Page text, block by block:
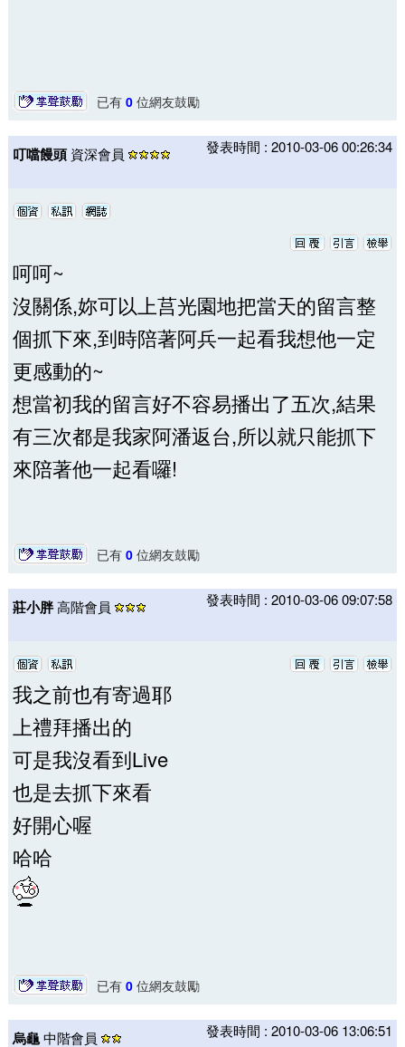
已有 0位網友鼓勵
叮噹饅頭 資深會員 發表時間 : 2010-03-06 00:26:34
呵呵~
沒關係,妳可以上莒光園地把當天的留言整
個抓下來,到時陪著阿兵一起看我想他一定
更感動的~
想當初我的留言好不容易播出了五次,結果
有三次都是我家阿潘返台,所以就只能抓下
來陪著他一起看囉!
已有 0位網友鼓勵
莊小胖高階會員 發表時間 : 2010-03-06 09:07:58
我之前也有寄過耶
上禮拜播出的
可是我沒看到Live
也是去抓下來看
好開心喔
哈哈
已有 0位網友鼓勵
烏龜中階會員 發表時間 : 2010-03-06 13:06:51